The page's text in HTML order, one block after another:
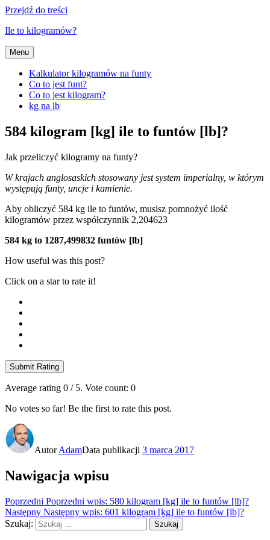
Przejdź do treści
Ile to kilogramów?
Menu
Kalkulator kilogramów na funty
Co to jest funt?
Co to jest kilogram?
kg na lb
584 kilogram [kg] ile to funtów [lb]?
Jak przeliczyć kilogramy na funty?
W krajach anglosaskich stosowany jest system imperialny, w którym
występują funty, uncje i kamienie.
Aby obliczyć 584 kg ile to funtów, musisz pomnożyć ilość
kilogramów przez współczynnik 2,204623
584 kg to 1287,499832 funtów [lb]
How useful was this post?
Click on a star to rate it!
Submit Rating
Average rating 0 / 5. Vote count: 0
No votes so far! Be the first to rate this post.
AutorAdamData publikacji 3 marca 2017
Nawigacja wpisu
Poprzedni Poprzedni wpis: 580 kilogram [kg] ile to funtów [lb]?
Następny Następny wpis: 601 kilogram [kg] ile to funtów [lb]?
Szukaj:
Szukaj